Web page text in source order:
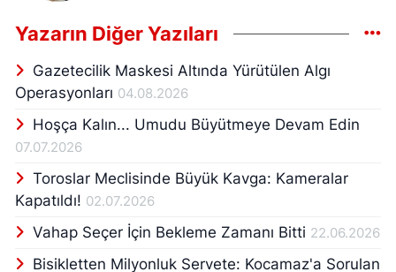
sürdüren, Mersin’in yerel hafızasını tutan
araştırmacı gazetecilerden biridir. Meslek
hayatının ilk yıllarında kamuoyunda büyük
yankı uyandıran Ali Uygur dosyasını ortaya
kaybedilen Ali Uygur’un işkence sonucu
Mersin’deki güçlü örneklerinden birine
imza atmıştır. Bu çalışma, Şehitoğlu’nun
mesleki çizgisinin temelini oluşturan
“gerçeğin izini sürme” anlayışının
başlangıcı olmuştur. 12 Eylül 1980 Askeri
Yazarın Diğer Yazıları
Gazetecilik Maskesi Altında Yürütülen Algı
Operasyonları 04.08.2026
Hoşça Kalın... Umudu Büyütmeye Devam Edin
07.07.2026
Toroslar Meclisinde Büyük Kavga: Kameralar
Kapatıldı! 02.07.2026
Vahap Seçer İçin Bekleme Zamanı Bitti 22.06.2026
Bisikletten Milyonluk Servete: Kocamaz'a Sorulan